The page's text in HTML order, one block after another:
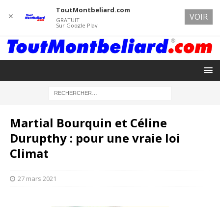
Martial Bourquin et Céline
Durupthy : pour une vraie loi
Climat
27 mars 2021
✕
ToutMontbeliard.com
GRATUIT
Sur Google Play
VOIR